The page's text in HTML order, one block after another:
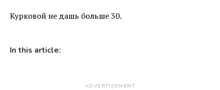
Курковой не дашь больше 30.
In this article:
ADVERTISEMENT